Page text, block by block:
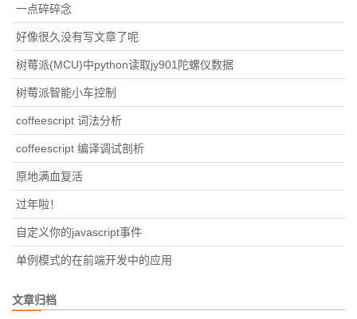
一点碎碎念
好像很久没有写文章了呢
树莓派(MCU)中python读取jy901陀螺仪数据
树莓派智能小车控制
coffeescript 词法分析
coffeescript 编译调试剖析
原地满血复活
过年啦！
自定义你的javascript事件
单例模式的在前端开发中的应用
文章归档